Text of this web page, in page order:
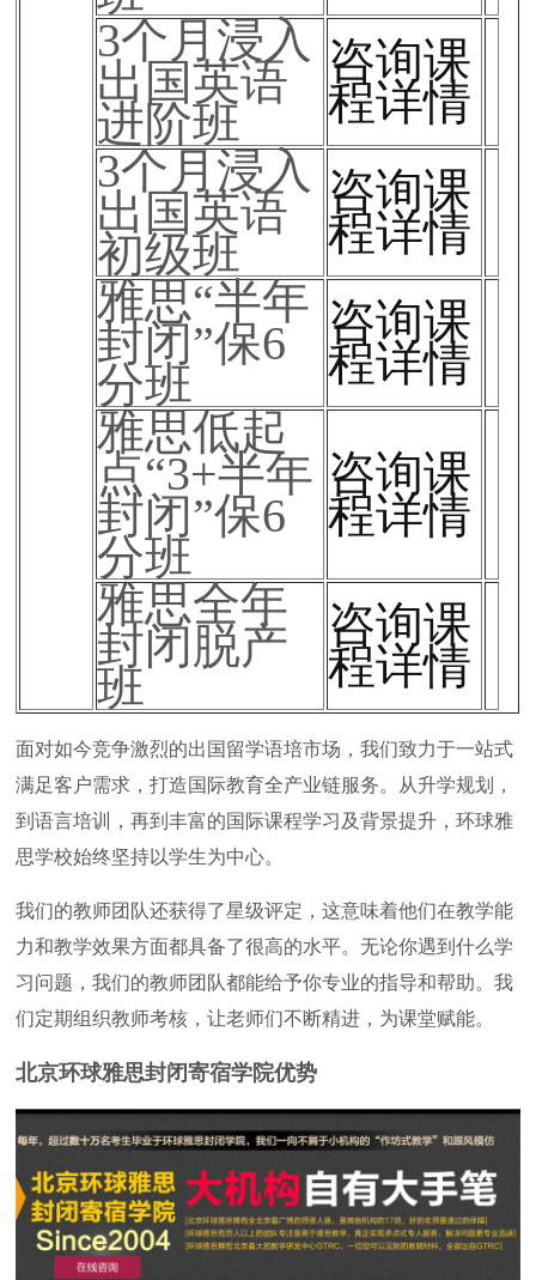
3个月浸入
出国英语
进阶班
咨询课
程详情
3个月浸入
出国英语
初级班
咨询课
程详情
雅思“半年
封闭”保6
分班
咨询课
程详情
雅思低起
点“3+半年
封闭”保6
分班
咨询课
程详情
雅思全年
封闭脱产
班
咨询课
程详情
面对如今竞争激烈的出国留学语培市场，我们致力于一站式
满足客户需求，打造国际教育全产业链服务。从升学规划，
到语言培训，再到丰富的国际课程学习及背景提升，环球雅
思学校始终坚持以学生为中心。
我们的教师团队还获得了星级评定，这意味着他们在教学能
力和教学效果方面都具备了很高的水平。无论你遇到什么学
习问题，我们的教师团队都能给予你专业的指导和帮助。我
们定期组织教师考核，让老师们不断精进，为课堂赋能。
北京环球雅思封闭寄宿学院优势